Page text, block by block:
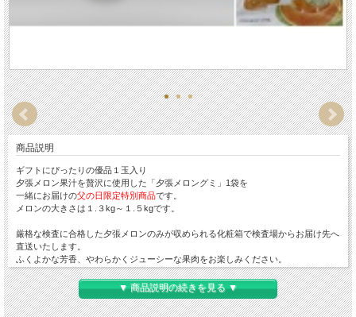
商品説明
ギフトにぴったりの優品１玉入り
夕張メロン果汁を贅沢に使用した「夕張メロングミ」1袋を
一緒にお届けの父の日限定特別商品です。
メロンの大きさは１.３kg～１.５kgです。
厳格な検査に合格した夕張メロンのみが収められる化粧箱で検査場からお届け先へ
直送いたします。
ふくよかな芳香、やわらかくジューシーな果肉をお楽しみください。
●夕張メロングミ （1袋）
・内容量：40g(1袋あたり)
・特定原材料に準するもの：ゼラチン
※本品製造工場では、特定原材料7品目のうち、卵・乳成分・小麦・えび・かに・
▼ 商品説明の続きを見る ▼